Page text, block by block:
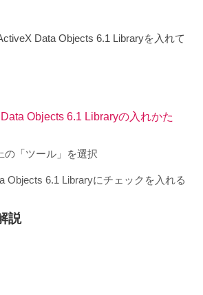
Data Objects 6.1 Libraryを入れて
Objects 6.1 Libraryの入れかた
の「ツール」を選択
Objects 6.1 Libraryにチェックを入れる
説